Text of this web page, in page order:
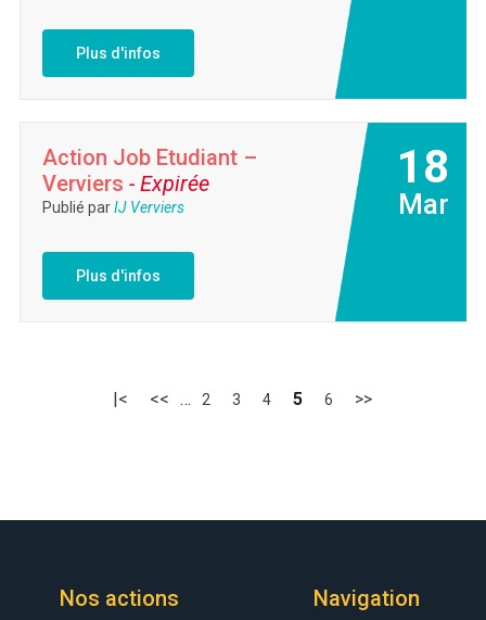
Plus d'infos
Action Job Etudiant –
Verviers - Expirée
Publié par IJ Verviers
Plus d'infos
18
Mar
|< << … 2 3 4 5 6 >>
Nos actions Navigation